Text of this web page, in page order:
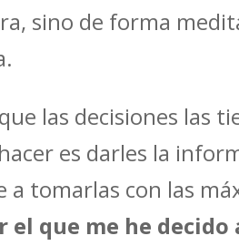
sino de forma
las decisiones las
es darles la
a tomarlas con las
el que me he decido